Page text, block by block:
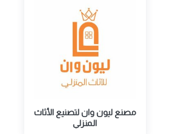
مصنع ليون وان لتصنيع الأثاث
المنزلي